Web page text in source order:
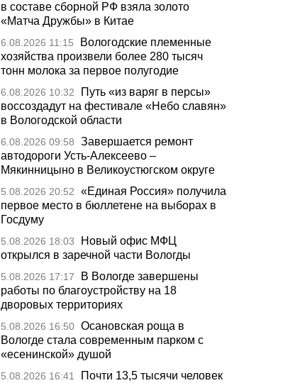
в составе сборной РФ взяла золото
«Матча Дружбы» в Китае
6.08.2026 11:15
Вологодские племенные
хозяйства произвели более 280 тысяч
тонн молока за первое полугодие
6.08.2026 10:32
Путь «из варяг в персы»
воссоздадут на фестивале «Небо славян»
в Вологодской области
6.08.2026 09:58
Завершается ремонт
автодороги Усть-Алексеево –
Мякинницыно в Великоустюгском округе
5.08.2026 20:52
«Единая Россия» получила
первое место в бюллетене на выборах в
Госдуму
5.08.2026 18:03
Новый офис МФЦ
открылся в заречной части Вологды
5.08.2026 17:17
В Вологде завершены
работы по благоустройству на 18
дворовых территориях
5.08.2026 16:50 Осановская роща в
Вологде стала современным парком с
«есенинской» душой
5.08.2026 16:41
Почти 13,5 тысячи человек